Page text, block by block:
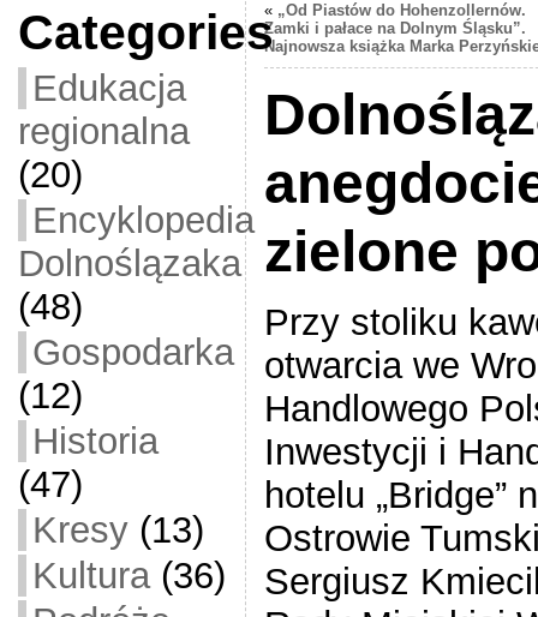
Categories
Edukacja
regionalna
(20)
Encyklopedia
Dolnoślązaka
(48)
Gospodarka
(12)
Historia
(47)
Kresy(13)
Kultura(36)
« „Od Piastów do Hohenzollernów.
Zamki i pałace na Dolnym Śląsku”.
Najnowsza książka Marka
zielone
Przy stoliku
otwarcia we
Handlowego
Inwestycji i
hotelu „Bridge”
Ostrowie
Sergiusz